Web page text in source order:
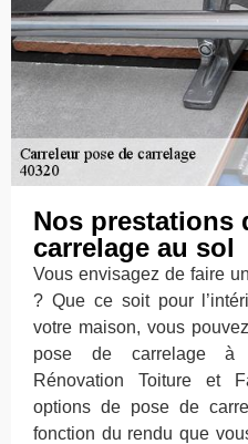
Nos prestations
carrelage au sol
Vous envisagez de faire
? Que ce soit pour
votre maison, vous
pose de carrelage à
Rénovation Toiture et
options de pose de
fonction du rendu que